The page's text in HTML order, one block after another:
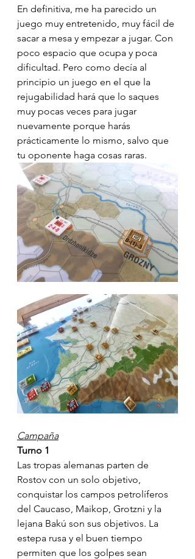
En definitiva, me ha parecido un
juego muy entretenido, muy fácil de
sacar a mesa y empezar a jugar. Con
poco espacio que ocupa y poca
dificultad. Pero como decía al
principio un juego en el que la
rejugabilidad hará que lo saques
muy pocas veces para jugar
nuevamente porque harás
prácticamente lo mismo, salvo que
tu oponente haga cosas raras.
Campaña
Turno 1
Las tropas alemanas parten de
Rostov con un solo objetivo,
conquistar los campos petrolíferos
del Caucaso, Maikop, Grotzni y la
lejana Bakú son sus objetivos. La
estepa rusa y el buen tiempo
permiten que los golpes sean